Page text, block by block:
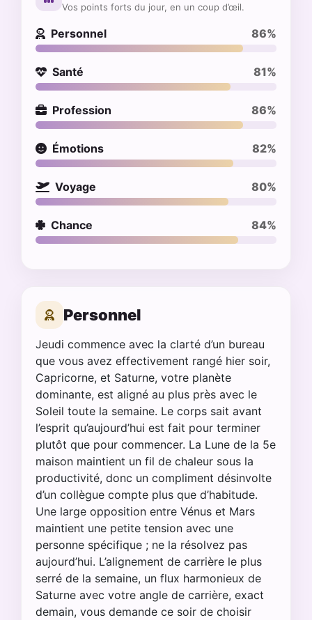
Vos points forts du jour, en un coup d’œil.
Personnel 86%
Santé 81%
Profession 86%
Émotions 82%
Voyage 80%
Chance 84%
Personnel
Jeudi commence avec la clarté d’un bureau
que vous avez effectivement rangé hier soir,
Capricorne, et Saturne, votre planète
dominante, est aligné au plus près avec le
Soleil toute la semaine. Le corps sait avant
l’esprit qu’aujourd’hui est fait pour terminer
plutôt que pour commencer. La Lune de la 5e
maison maintient un fil de chaleur sous la
productivité, donc un compliment désinvolte
d’un collègue compte plus que d’habitude.
Une large opposition entre Vénus et Mars
maintient une petite tension avec une
personne spécifique ; ne la résolvez pas
aujourd’hui. L’alignement de carrière le plus
serré de la semaine, un flux harmonieux de
Saturne avec votre angle de carrière, exact
demain, vous demande ce soir de choisir